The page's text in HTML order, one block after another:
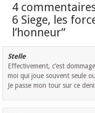
4
6 Siege, les
l’honneur”
Stelle
Effectivement, c’est
moi qui joue souvent seule
Je passe mon tour sur ce